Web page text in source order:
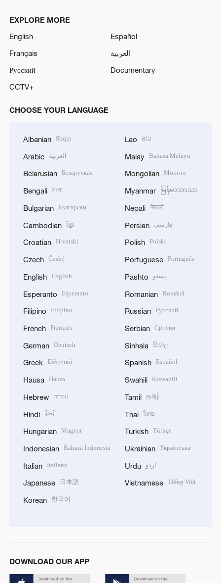
EXPLORE MORE
English
Español
Français
العربية
Русский
Documentary
CCTV+
CHOOSE YOUR LANGUAGE
Albanian Shqip
Arabic العربية
Belarusian Беларуская
Bengali বাংলা
Bulgarian Български
Cambodian ខ្មែរ
Croatian Hrvatski
Czech Český
English English
Esperanto Esperanto
Filipino Filipino
French Français
German Deutsch
Greek Ελληνικά
Hausa Hausa
Hebrew עברית
Hindi हिन्दी
Hungarian Magyar
Indonesian Bahasa Indonesia
Italian Italiano
Japanese 日本語
Korean 한국어
Lao ລາວ
Malay Bahasa Melayu
Mongolian Монгол
Myanmar မြန်မာဘာသာ
Nepali नेपाली
Persian فارسی
Polish Polski
Portuguese Português
Pashto پښتو
Romanian Română
Russian Русский
Serbian Српски
Sinhala සිංහල
Spanish Español
Swahili Kiswahili
Tamil தமிழ்
Thai ไทย
Turkish Türkçe
Ukrainian Українська
Urdu اردو
Vietnamese Tiếng Việt
DOWNLOAD OUR APP